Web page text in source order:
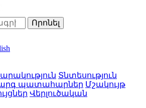
Տնտեսություն
պատահարներ Մշակույթ
Վերլուծական